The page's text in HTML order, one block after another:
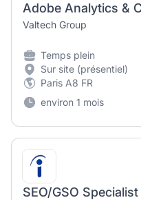
Valtech Group
Temps plein
Sur site (présentiel)
Paris A8 FR
environ 1 mois
SEO/GSO